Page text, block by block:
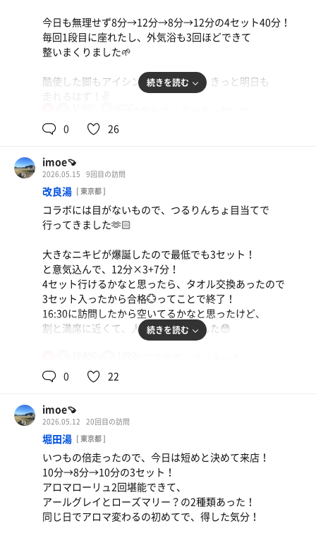
今日も無理せず8分→12分→8分→12分の4セット40分！
毎回1段目に座れたし、外気浴も3回ほどできて
整いまくりました🌱
酷使した脚もアイシングできたので、きっと明日も
他の銭湯にも巡らねば！♨️
続きを読む
0 26
imoe🍠
2026.05.15 9回目の訪問
改良湯 [ 東京都 ]
コラボには目がないもので、つるりんちょ目当てで
行ってきました🫶🏻
大きなニキビが爆誕したので最低でも3セット！
と意気込んで、12分×3+7分！
4セット行けるかなと思ったら、タオル交換あったので
3セット入ったから合格💮ってことで終了！
16:30に訪問したから空いてるかなと思ったけど、
割と満席に近くて、人気度を感じました😳
暑くなってきたから水風呂の気持ちいいこと🌱
今年は暑さに慣れるためにも脚繁く通おうと思います！
そして、つるりんちょは色々試供品貰えて嬉しい💕
つるりんちょスタンプラリーもあるみたいだから、
コンプリート目指して巡ります🥰
続きを読む
0 22
imoe🍠
2026.05.12 20回目の訪問
堀田湯 [ 東京都 ]
いつもの倍走ったので、今日は短めと決めて来店！
10分→8分→10分の3セット！
アロマローリュ2回堪能できて、
アールグレイとローズマリー？の2種類あった！
同じ日でアロマ変わるの初めてで、得した気分！